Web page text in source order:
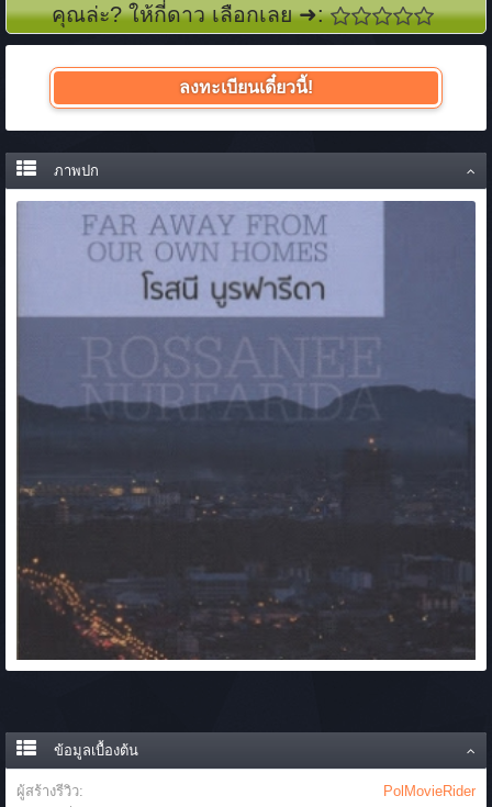
คุณล่ะ? ให้กี่ดาว เลือกเลย ➜:
ลงทะเบียนเดี๋ยวนี้!
ภาพปก
ข้อมูลเบื้องต้น
ผู้สร้างรีวิว:
PolMovieRider